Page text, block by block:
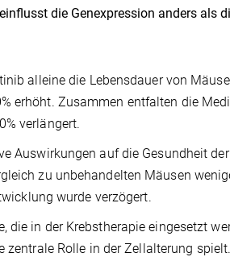
die Genexpression anders als
alleine die Lebensdauer von
erhöht. Zusammen entfalten die
verlängert.
Auswirkungen auf die Gesundheit
zu unbehandelten Mäusen
wurde verzögert.
in der Krebstherapie eingesetzt
zentrale Rolle in der Zellalterung